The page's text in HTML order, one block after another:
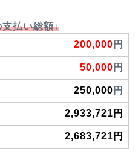
払い総額↓
200,000 円
50,000 円
250,000 円
2,933,721円
2,683,721円